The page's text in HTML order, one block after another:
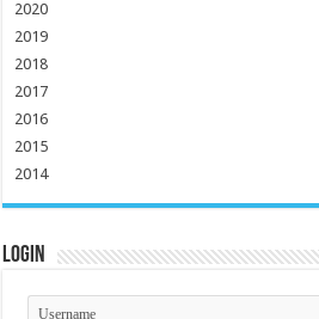
2020
2019
2018
2017
2016
2015
2014
Login